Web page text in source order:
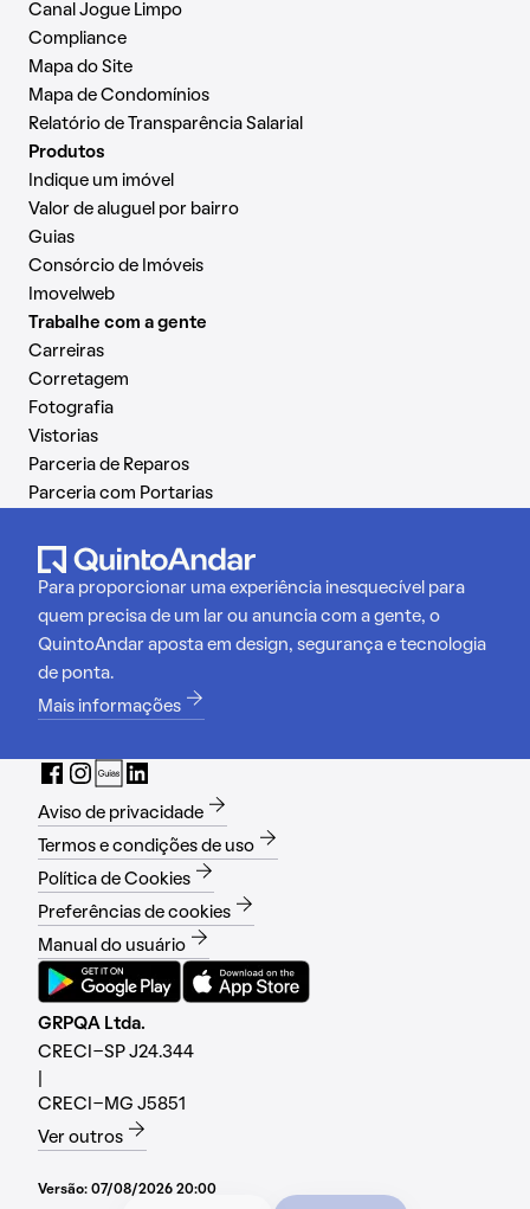
Canal Jogue Limpo
Compliance
Mapa do Site
Mapa de Condomínios
Relatório de Transparência Salarial
Produtos
Indique um imóvel
Valor de aluguel por bairro
Guias
Consórcio de Imóveis
Imovelweb
Trabalhe com a gente
Carreiras
Corretagem
Fotografia
Vistorias
Parceria de Reparos
Parceria com Portarias
Para proporcionar uma experiência inesquecível para
quem precisa de um lar ou anuncia com a gente, o
QuintoAndar aposta em design, segurança e tecnologia
de ponta.
Mais informações
Aviso de privacidade
Termos e condições de uso
Política de Cookies
Preferências de cookies
Manual do usuário
GRPQA Ltda.
CRECI-SP J24.344
CRECI-MG J5851
Ver outros
Versão: 07/08/2026 20:00